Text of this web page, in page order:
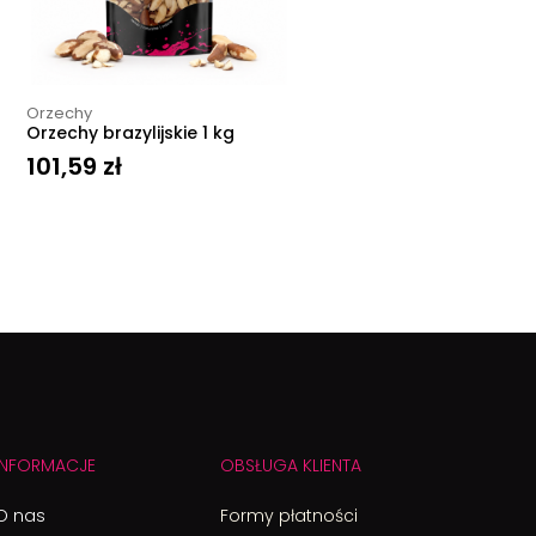
Orzechy
Orzechy brazylijskie 1 kg
101,59 zł
nas
OBSŁUGA KLIENTA
Formy płatności